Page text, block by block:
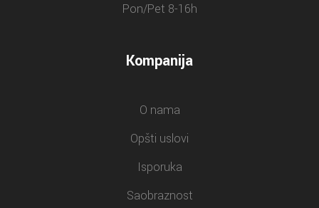
Pon/Pet 8-16h
Kompanija
O nama
Opšti uslovi
Isporuka
Saobraznost